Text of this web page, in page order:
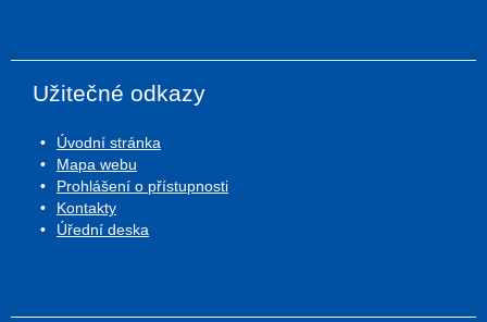
Užitečné odkazy
Úvodní stránka
Mapa webu
Prohlášení o přístupnosti
Kontakty
Úřední deska